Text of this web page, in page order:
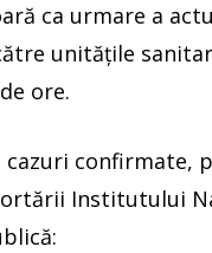
ca urmare a
unitățile
ore.
cazuri confirmate,
Institutului